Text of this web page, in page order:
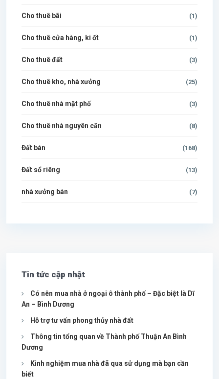
Cho thuê bãi (1)
Cho thuê cửa hàng, ki ốt (1)
Cho thuê đất (3)
Cho thuê kho, nhà xưởng (25)
Cho thuê nhà mặt phố (3)
Cho thuê nhà nguyên căn (8)
Đất bán (168)
Đất sổ riêng (13)
nhà xưởng bán (7)
Tin tức cập nhật
Có nên mua nhà ở ngoại ô thành phố – Đặc biệt là Dĩ
An – Bình Dương
Hỗ trợ tư vấn phong thủy nhà đất
Thông tin tổng quan về Thành phố Thuận An Bình
Dương
Kinh nghiệm mua nhà đã qua sử dụng mà bạn cần
biết